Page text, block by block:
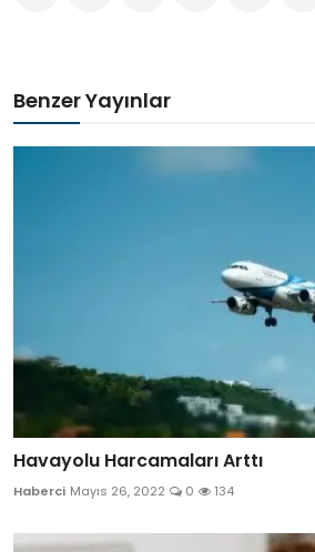
Benzer Yayınlar
Havayolu Harcamaları Arttı
Haberci Mayıs 26, 2022 0 134